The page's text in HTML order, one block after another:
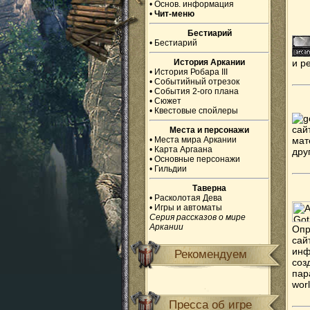
• Основ. информация
• Чит-меню
Бестиарий
• Бестиарий
История Аркании
• История Робара III
• Событийный отрезок
• События 2-ого плана
• Сюжет
• Квестовые спойлеры
Места и персонажи
• Места мира Аркании
• Карта Аргаана
• Основные персонажи
• Гильдии
Таверна
• Расколотая Дева
• Игры и автоматы
Серия рассказов о мире
Аркании
Рекомендуем
Пресса об игре
и